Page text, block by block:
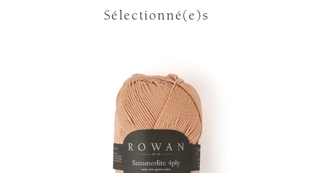
Sélectionné(e)s